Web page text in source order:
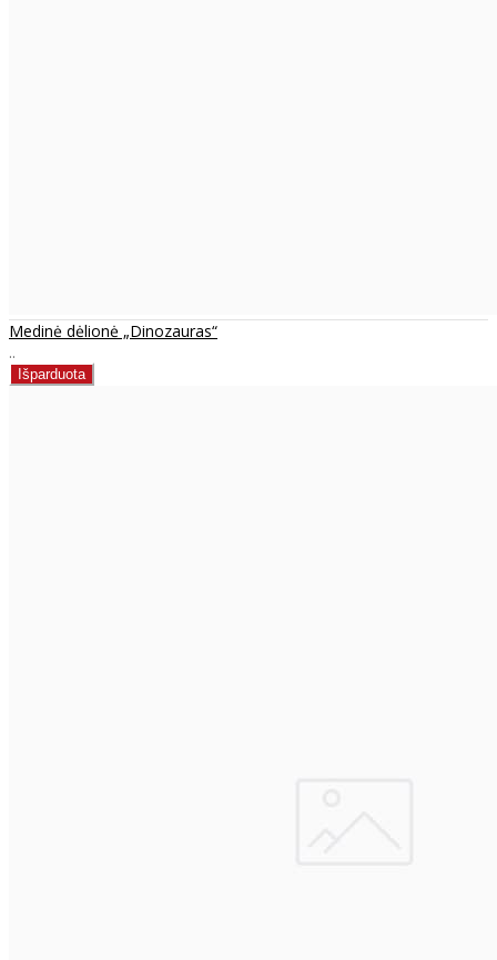
Medinė dėlionė „Dinozauras“
..